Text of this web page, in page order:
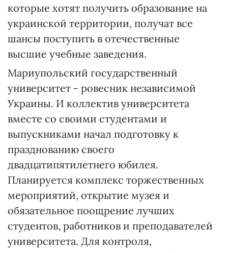
которые хотят получить образование на
украинской территории, получат все
шансы поступить в отечественные
высшие учебные заведения.
Мариупольский государственный
университет - ровесник независимой
Украины. И коллектив университета
вместе со своими студентами и
выпускниками начал подготовку к
празднованию своего
двадцатипятилетнего юбилея.
Планируется комплекс торжественных
мероприятий, открытие музея и
обязательное поощрение лучших
студентов, работников и преподавателей
университета. Для контроля,